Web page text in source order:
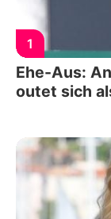
1
Ehe-Aus:
outet sich